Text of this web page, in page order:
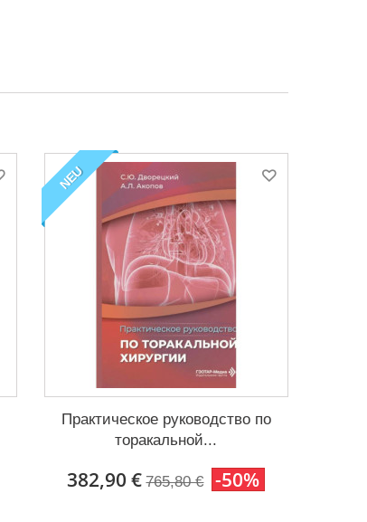
NEU
Практическое руководство по
торакальной...
382,90 € 765,80 € -50%